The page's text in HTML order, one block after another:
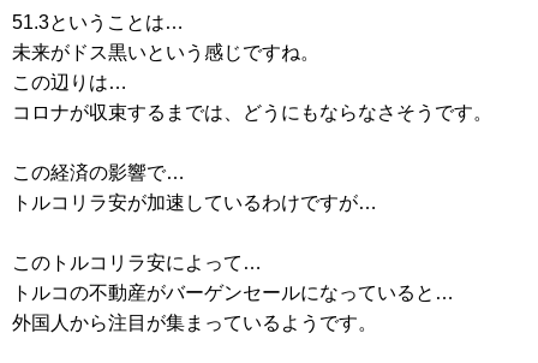
51.3ということは…
未来がドス黒いという感じですね。
この辺りは…
コロナが収束するまでは、どうにもならなさそうです。
この経済の影響で…
トルコリラ安が加速しているわけですが…
このトルコリラ安によって…
トルコの不動産がバーゲンセールになっていると…
外国人から注目が集まっているようです。